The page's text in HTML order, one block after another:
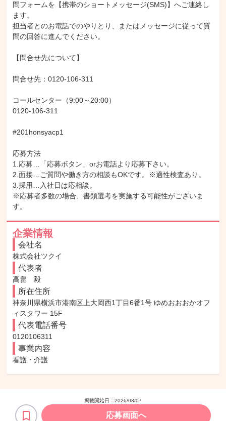
問フォームを【携帯のショートメッセージ(SMS)】へご連絡し
ます。
担当者とのお電話でのやりとり、またはメッセージに従って質
問の回答に進んでください。
【問合せ先について】
問合せ先：0120-106-311
コールセンター（9:00～20:00）
0120-106-311
#201honsyacp1
応募方法
1.応募…「応募ボタン」orお電話より応募下さい。
2.面接…ご質問や働き方の相談もOKです。※適性検査あり。
3.採用…入社日は応相談。
※応募者多数の場合、書類選考を実施する可能性がございま
す。
企業情報
会社名
株式会社ツクイ
代表者
高畠　毅
所在住所
神奈川県横浜市港南区上大岡西1丁目6番1号 ゆめおおおかオフ
ィスタワー 15F
代表電話番号
0120106311
事業内容
看護・介護
掲載開始日： 2026/08/07
応募画面へ